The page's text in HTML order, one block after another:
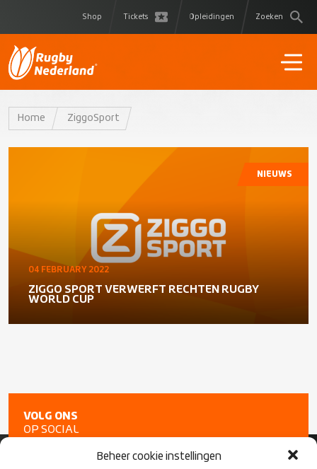
Beheer cookie instellingen
Shop Tickets Opleidingen Zoeken
Home ZiggoSport
04 FEBRUARY 2022
ZIGGO SPORT VERWERFT RECHTEN RUGBY
WORLD CUP
NIEUWS
VOLG ONS
OP SOCIAL